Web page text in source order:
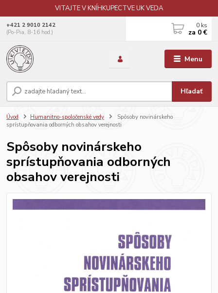
VITAJTE V KNÍHKUPECTVE UK VEDA
Menu
Hľadať
+421 2 9010 2142
(Po-Pia, 8-16 hod.)
0 ks
za 0 €
Úvod Humanitno-spoločenské vedy
Spôsoby novinárskeho
sprístupňovania odborných obsahov verejnosti
Spôsoby novinárskeho
sprístupňovania odborných
obsahov verejnosti